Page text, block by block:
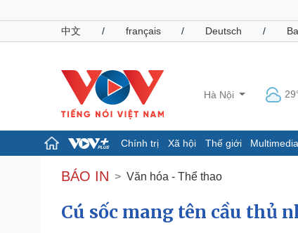
中文
/ français / Deutsch /
Hà Nội
Chính trị Xã hội Thế giới Multimedia
Chính trị
Tổ chức nhân sự
Quốc hội
Xã hội
Dự báo thời tiết
Giáo dục
BÁO IN Văn hóa - Thể thao
Cú sốc mang tên cầu thủ